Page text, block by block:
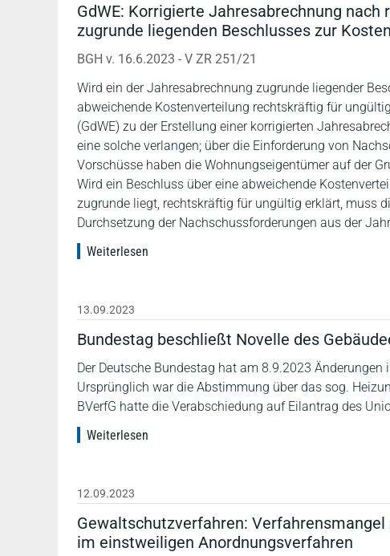
GdWE: Korrigierte Jahresabrechnung
zugrunde liegenden Beschlusses zur
BGH v. 16.6.2023 - V ZR 251/21
Wird ein der Jahresabrechnung zugrunde liegender
abweichende Kostenverteilung rechtskräftig für
(GdWE) zu der Erstellung einer korrigierten
eine solche verlangen; über die Einforderung von
Vorschüsse haben die Wohnungseigentümer auf der
Wird ein Beschluss über eine abweichende
zugrunde liegt, rechtskräftig für ungültig erklärt, muss
Durchsetzung der Nachschussforderungen aus der
Weiterlesen
13.09.2023
Bundestag beschließt Novelle des
Der Deutsche Bundestag hat am 8.9.2023 Änderungen
Ursprünglich war die Abstimmung über das sog.
BVerfG hatte die Verabschiedung auf Eilantrag des
Weiterlesen
12.09.2023
Gewaltschutzverfahren:
im einstweiligen Anordnungsverfahren